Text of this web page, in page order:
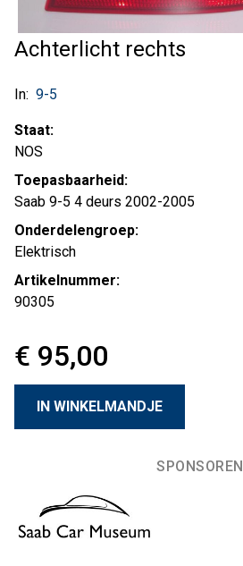
Achterlicht rechts
In: 9-5
Staat:
NOS
Toepasbaarheid:
Saab 9-5 4 deurs 2002-2005
Onderdelengroep:
Elektrisch
Artikelnummer:
90305
€ 95,00
SPONSOREN